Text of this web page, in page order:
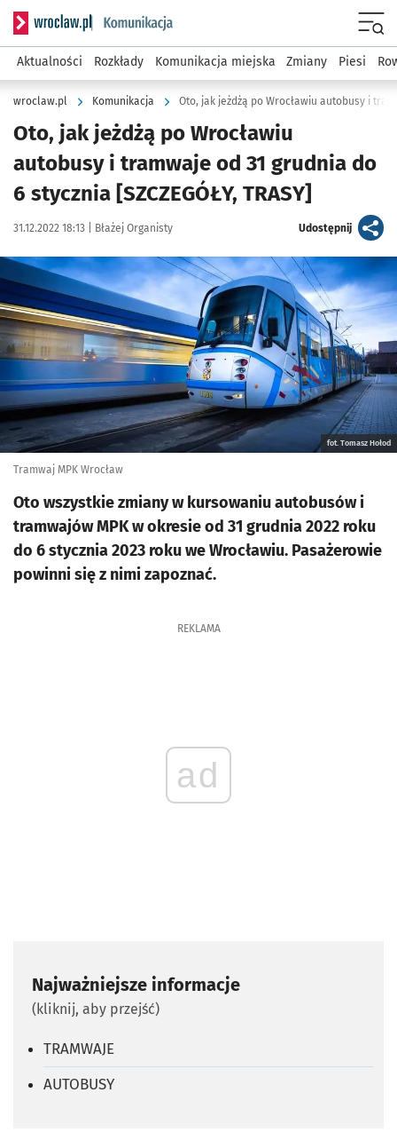
Serwis informacyjny wroclaw.pl podserwis: Komunikacja
Aktualności Rozkłady Komunikacja miejska Zmiany Piesi
wroclaw.pl Komunikacja
Oto, jak jeżdżą po Wrocławiu
autobusy i tramwaje od 31 grudnia do
6 stycznia [SZCZEGÓŁY, TRASY]
Data publikacji:
31.12.2022 18:13 | Autor:
Błażej Organisty Udostępnijartykuł
Kliknij, aby powiększyć
fot. Tomasz Hołod
Tramwaj MPK Wrocław
Oto wszystkie zmiany w kursowaniu autobusów i
tramwajów MPK w okresie od 31 grudnia 2022 roku
do 6 stycznia 2023 roku we Wrocławiu. Pasażerowie
powinni się z nimi zapoznać.
REKLAMA
ad
Najważniejsze informacje
(kliknij, aby przejść)
TRAMWAJE
AUTOBUSY